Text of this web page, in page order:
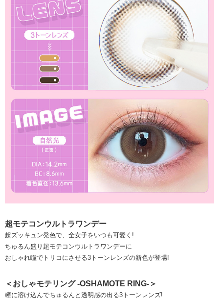
超モテコンウルトラワンデー
超ズッキュン発色で、全女子をいつも可愛く!
ちゅるん盛り超モテコンウルトラワンデーに
おしゃれ瞳でトリコにさせる3トーンレンズの新色が登場!
＜おしゃモテリング -OSHAMOTE RING-＞
瞳に溶け込んでちゅるんと透明感の出る3トーンレンズ!